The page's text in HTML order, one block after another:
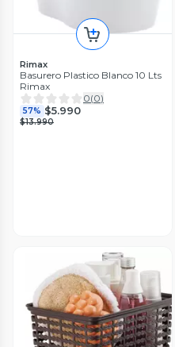
Rimax
Basurero Plastico Blanco 10 Lts
Rimax
0(0)
57% $5.990
$13.990